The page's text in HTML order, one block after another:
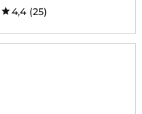
4,4 (25)